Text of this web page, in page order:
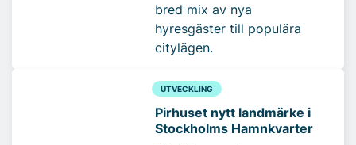
bred mix av nya
hyresgäster till populära
citylägen.
UTVECKLING
Pirhuset nytt landmärke i
Stockholms Hamnkvarter